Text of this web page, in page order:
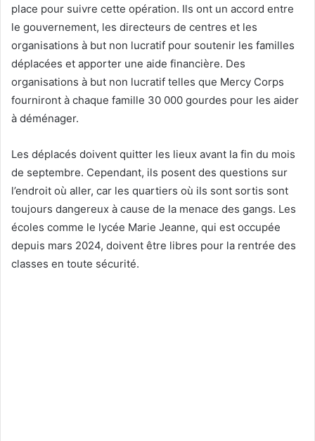
place pour suivre cette opération. Ils ont un accord entre
le gouvernement, les directeurs de centres et les
organisations à but non lucratif pour soutenir les familles
déplacées et apporter une aide financière. Des
organisations à but non lucratif telles que Mercy Corps
fourniront à chaque famille 30 000 gourdes pour les aider
à déménager.
Les déplacés doivent quitter les lieux avant la fin du mois
de septembre. Cependant, ils posent des questions sur
l’endroit où aller, car les quartiers où ils sont sortis sont
toujours dangereux à cause de la menace des gangs. Les
écoles comme le lycée Marie Jeanne, qui est occupée
depuis mars 2024, doivent être libres pour la rentrée des
classes en toute sécurité.